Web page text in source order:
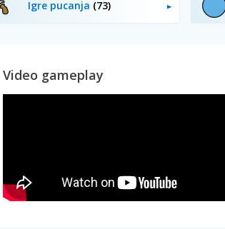
Igre pucanja (73)
Video gameplay